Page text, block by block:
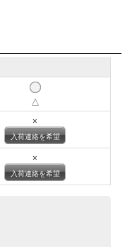
△
×
入荷連絡を希望
×
入荷連絡を希望